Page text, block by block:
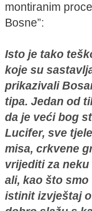
montiranim
Bosne”:
Isto je tako
koje su
prikazivali
tipa. Jedan od
da je veći bog
Lucifer, sve
misa, crkvene
vrijediti za
ali, kao što
istinit izvještaj